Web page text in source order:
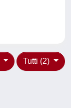
Tutti (2)